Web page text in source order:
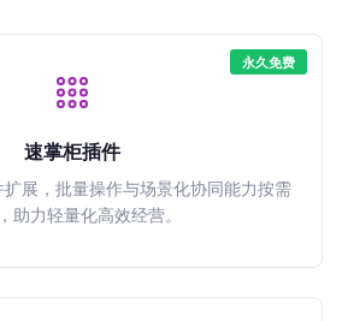
永久免费
速掌柜插件
展，批量操作与场景化协同能力按需
助力轻量化高效经营。